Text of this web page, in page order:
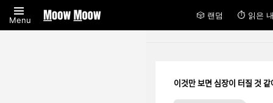
Menu 🎲 랜덤 ⏱ 읽은
이것만 보면 심장이 터질